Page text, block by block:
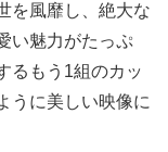
を風靡し、絶大な
い魅力がたっぷ
るもう1組のカッ
うに美しい映像に